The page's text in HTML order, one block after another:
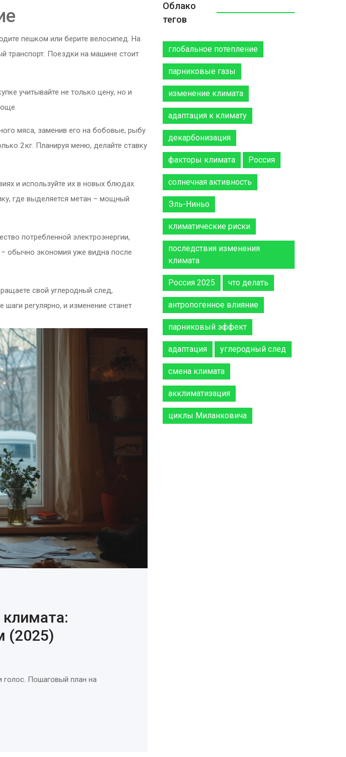
пешком или берите велосипед. На
транспорт. Поездки на машине стоит
учитывайте не только цену, но и
мяса, заменив его на бобовые, рыбу
2 кг. Планируя меню, делайте ставку
и используйте их в новых блюдах.
где выделяется метан – мощный
потребленной электроэнергии,
обычно экономия уже видна после
свой углеродный след,
регулярно, и изменение станет
климата:
(2025)
голос. Пошаговый план на
Облако
тегов
глобальное потепление
парниковые газы
изменение климата
адаптация к климату
декарбонизация
факторы климата Россия
солнечная активность
Эль-Ниньо
климатические риски
последствия изменения
климата
Россия 2025 что делать
антропогенное влияние
парниковый эффект
адаптация углеродный след
смена климата
акклиматизация
циклы Миланковича